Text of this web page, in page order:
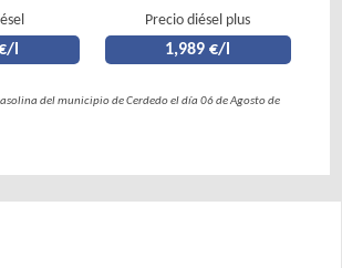
l
Precio diésel plus
1,989 €/l
del municipio de Cerdedo el día 06 de Agosto de